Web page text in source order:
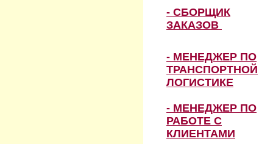
- СБОРЩИК
ЗАКАЗОВ
- МЕНЕДЖЕР ПО
ТРАНСПОРТНОЙ
ЛОГИСТИКЕ
- МЕНЕДЖЕР ПО
РАБОТЕ С
КЛИЕНТАМИ